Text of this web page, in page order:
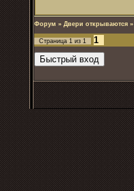
Форум » Двери открываются »
Страница 1 из 1 1